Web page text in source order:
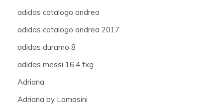
adidas catalogo andrea
adidas catalogo andrea 2017
adidas duramo 8
adidas messi 16.4 fxg
Adriana
Adriana by Lamasini